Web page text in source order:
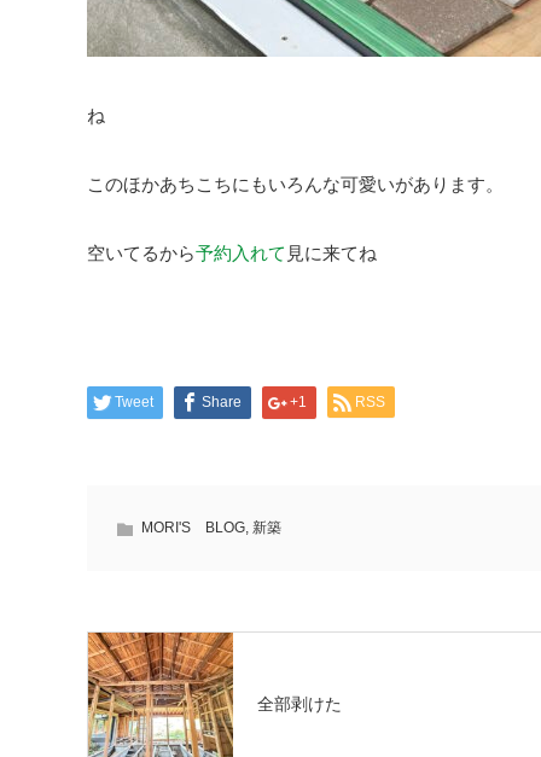
ね
このほかあちこちにもいろんな可愛いがあります。
空いてるから予約入れて 見に来てね
Tweet Share +1 RSS
MORI'S BLOG, 新築
全部剥けた